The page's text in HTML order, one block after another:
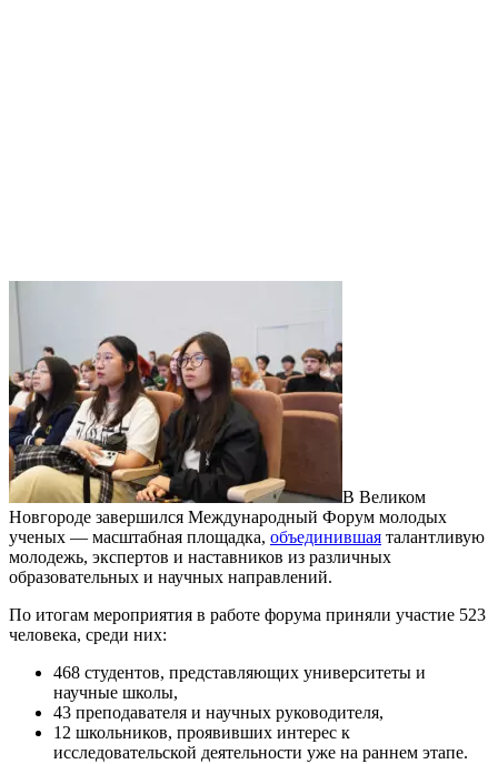
В Великом
Новгороде завершился Международный Форум молодых
ученых — масштабная площадка, объединившая талантливую
молодежь, экспертов и наставников из различных
образовательных и научных направлений.
По итогам мероприятия в работе форума приняли участие 523
человека, среди них:
468 студентов, представляющих университеты и
научные школы,
43 преподавателя и научных руководителя,
12 школьников, проявивших интерес к
исследовательской деятельности уже на раннем этапе.